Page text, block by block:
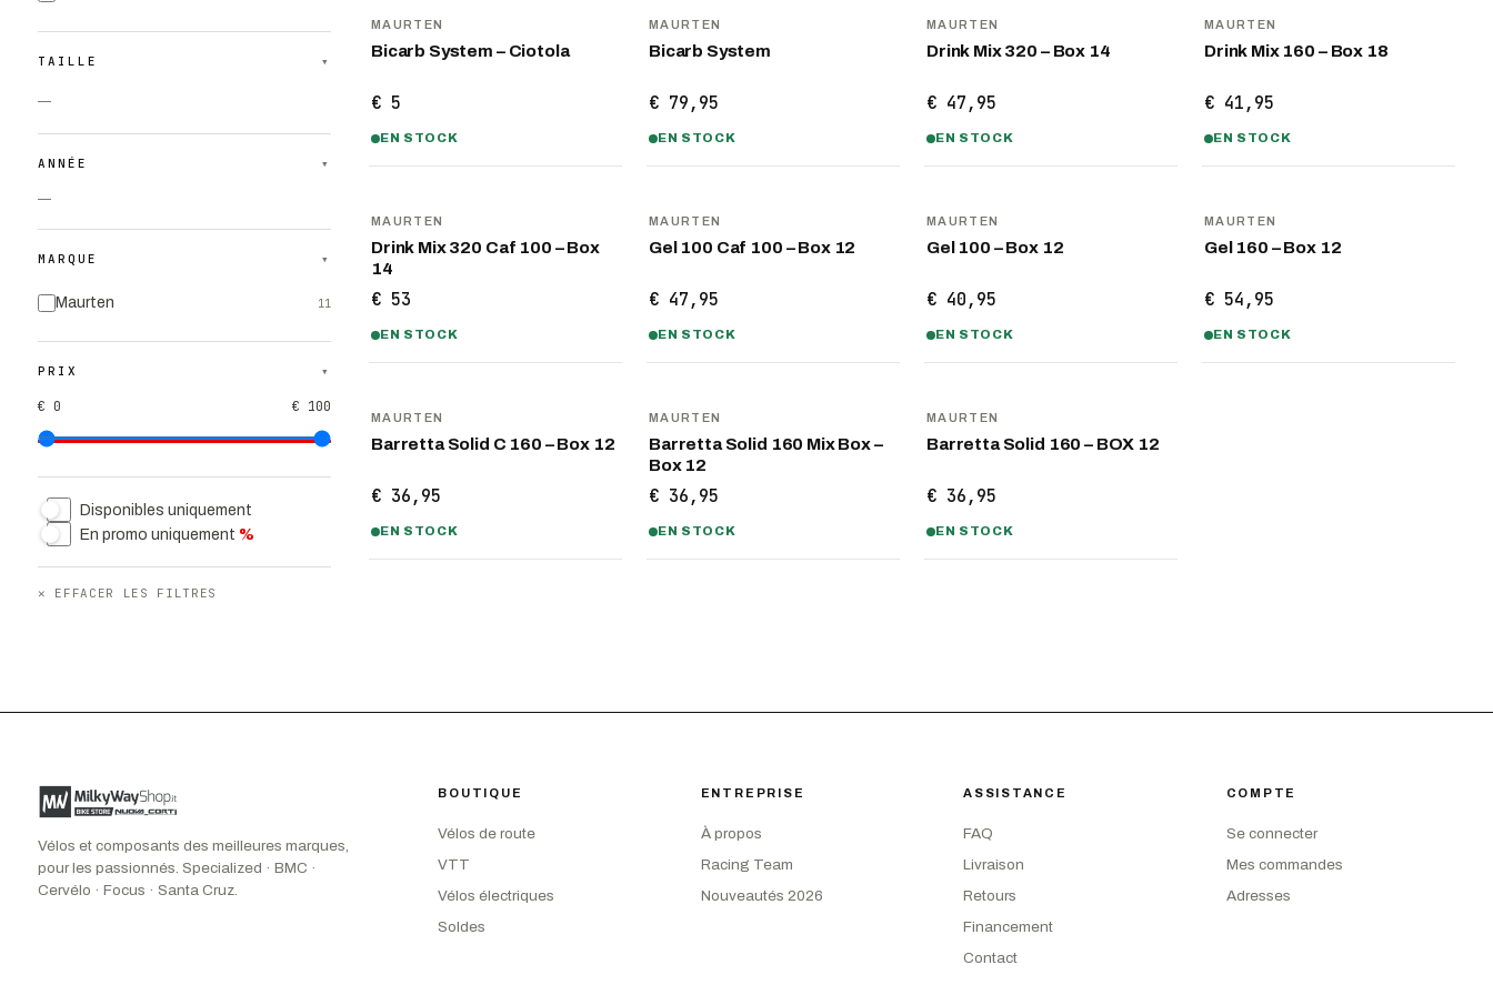
TAILLE ▾
—
ANNÉE ▾
—
MARQUE ▾
Maurten 11
PRIX ▾
€ 0 € 100
Disponibles uniquement
En promo uniquement %
✕ EFFACER LES FILTRES
MAURTEN
Bicarb System – Ciotola
€ 5
EN STOCK
MAURTEN
Bicarb System
€ 79,95
EN STOCK
MAURTEN
Drink Mix 320 – Box 14
€ 47,95
EN STOCK
MAURTEN
Drink Mix 160 – Box 18
€ 41,95
EN STOCK
MAURTEN
Drink Mix 320 Caf 100 – Box
14
€ 53
EN STOCK
MAURTEN
Gel 100 Caf 100 – Box 12
€ 47,95
EN STOCK
MAURTEN
Gel 100 – Box 12
€ 40,95
EN STOCK
MAURTEN
Gel 160 – Box 12
€ 54,95
EN STOCK
MAURTEN
Barretta Solid C 160 – Box 12
€ 36,95
EN STOCK
MAURTEN
Barretta Solid 160 Mix Box –
Box 12
€ 36,95
EN STOCK
MAURTEN
Barretta Solid 160 – BOX 12
€ 36,95
EN STOCK
Vélos et composants des meilleures marques,
pour les passionnés. Specialized · BMC ·
Cervélo · Focus · Santa Cruz.
BOUTIQUE
Vélos de route
VTT
Vélos électriques
Soldes
ENTREPRISE
À propos
Racing Team
Nouveautés 2026
ASSISTANCE
FAQ
Livraison
Retours
Financement
Contact
COMPTE
Se connecter
Mes commandes
Adresses